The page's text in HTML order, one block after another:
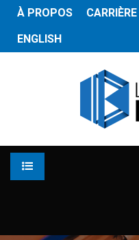
À PROPOS CARRIÈRE
ENGLISH